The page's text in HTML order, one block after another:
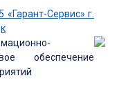
«Гарант-Сервис» г.
обеспечение